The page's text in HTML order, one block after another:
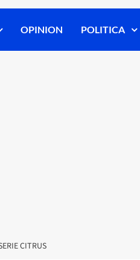
OPINION POLITICA
CITRUS